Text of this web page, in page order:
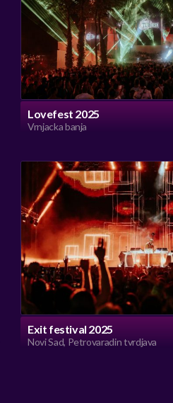
Lovefest 2025
Vrnjacka banja
Exit festival 2025
Novi Sad, Petrovaradin tvrdjava